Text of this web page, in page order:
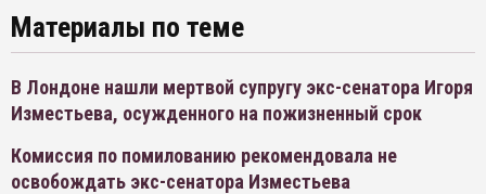
Материалы по теме
В Лондоне нашли мертвой супругу экс-сенатора Игоря
Изместьева, осужденного на пожизненный срок
Комиссия по помилованию рекомендовала не
освобождать экс-сенатора Изместьева